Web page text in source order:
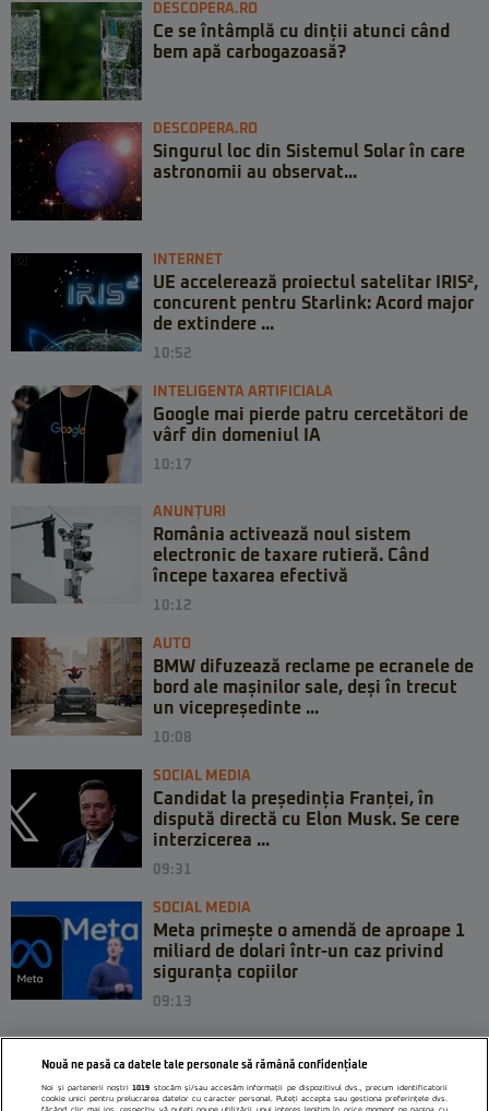
DESCOPERA.RO
Ce se întâmplă cu dinții atunci când
bem apă carbogazoasă?
DESCOPERA.RO
Singurul loc din Sistemul Solar în care
astronomii au observat...
INTERNET
UE accelerează proiectul satelitar IRIS²,
concurent pentru Starlink: Acord major
de extindere ...
10:52
INTELIGENTA ARTIFICIALA
Google mai pierde patru cercetători de
vârf din domeniul IA
10:17
ANUNȚURI
România activează noul sistem
electronic de taxare rutieră. Când
începe taxarea efectivă
10:12
AUTO
BMW difuzează reclame pe ecranele de
bord ale mașinilor sale, deși în trecut
un vicepreședinte ...
10:08
SOCIAL MEDIA
Candidat la președinția Franței, în
dispută directă cu Elon Musk. Se cere
interzicerea ...
09:31
SOCIAL MEDIA
Meta primește o amendă de aproape 1
miliard de dolari într-un caz privind
siguranța copiilor
09:13
Nouă ne pasă ca datele tale personale să rămână confidențiale
Noi și partenerii noștri1019 stocăm și/sau accesăm informații pe dispozitivul dvs., precum identificatorii
cookie unici pentru prelucrarea datelor cu caracter personal. Puteți accepta sau gestiona preferințele dvs.